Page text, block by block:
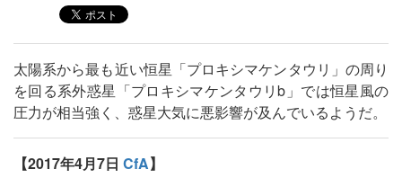
太陽系から最も近い恒星「プロキシマケンタウリ」の周り
を回る系外惑星「プロキシマケンタウリb」では恒星風の
圧力が相当強く、惑星大気に悪影響が及んでいるようだ。
【2017年4月7日 CfA】